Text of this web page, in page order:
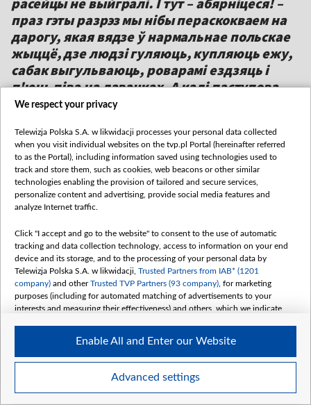
праз гэты разрэз мы нібы пераскокваем на
дарогу, якая вядзе ў нармальнае польскае
жыццё, дзе людзі гуляюць, купляюць ежу,
сабак выгульваюць, роварамі ездзяць і
п'юць піва на лавачках. А калі паступова
падымаешся – нібы з зямлі вырастае крыж.
Святлана Курс.
Катынскага музею. Побач лунае дзяржаўны сцяг
Польшчы. 13 красавіка тут адбудуцца вялікія
ўрачыстасці з нагоды Дня памяці ахвяраў
Катынскага расстрэлу. Чакаюць прэзідэнта і
міністраў. Будзе гучаць адзін з катынскіх званоў…
рыхтавацца…
We respect your privacy
Telewizja Polska S.A. w likwidacji processes your personal data collected
when you visit individual websites on the tvp.pl Portal (hereinafter referred
to as the Portal), including information saved using technologies used to
track and store them, such as cookies, web beacons or other similar
technologies enabling the provision of tailored and secure services,
personalize content and advertising, provide social media features and
analyze Internet traffic.
Click "I accept and go to the website" to consent to the use of automatic
tracking and data collection technology, access to information on your end
device and its storage, and to the processing of your personal data by
Telewizja Polska S.A. w likwidacji, Trusted Partners from IAB* (1201
company) and otherTrusted TVP Partners (93 company) , for marketing
purposes (including for automated matching of advertisements to your
interests and measuring their effectiveness) and others, which we indicate
The purposes of processing your data by TVP S.A. w likwidacji are as
follows:
Use limited data to select advertising
Create profiles for personalised advertising
Advanced settings
Enable All and Enter our Website